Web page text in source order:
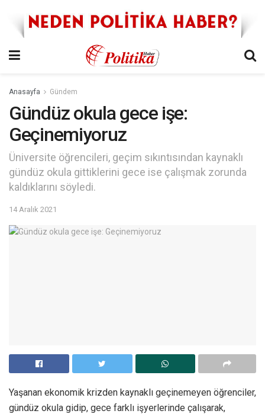
Anasayfa Gündem
Gündüz okula gece işe:
Geçinemiyoruz
Üniversite öğrencileri, geçim sıkıntısından kaynaklı
gündüz okula gittiklerini gece ise çalışmak zorunda
kaldıklarını söyledi.
14 Aralık 2021
Yaşanan ekonomik krizden kaynaklı geçinemeyen öğrenciler,
gündüz okula gidip, gece farklı işyerlerinde çalışarak,